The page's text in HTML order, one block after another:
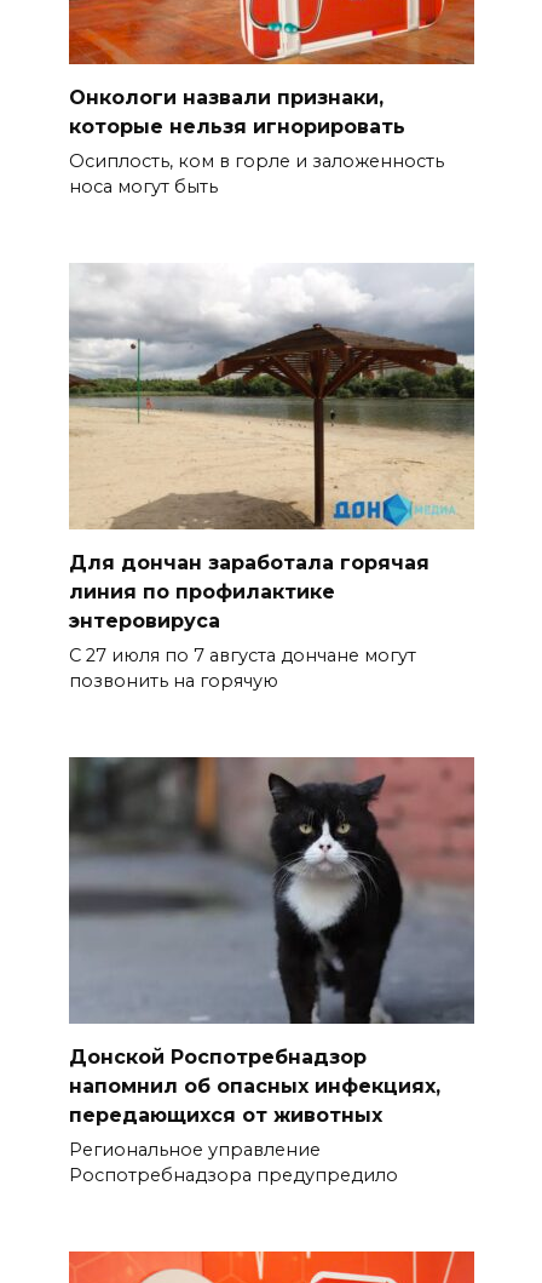
Онкологи назвали признаки,
которые нельзя игнорировать
Осиплость, ком в горле и заложенность
носа могут быть
Для дончан заработала горячая
линия по профилактике
энтеровируса
С 27 июля по 7 августа дончане могут
позвонить на горячую
Донской Роспотребнадзор
напомнил об опасных инфекциях,
передающихся от животных
Региональное управление
Роспотребнадзора предупредило